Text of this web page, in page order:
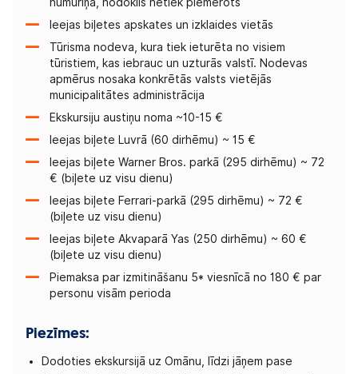
numuriņā, nodoklis netiek piemērots
Ieejas biļetes apskates un izklaides vietās
Tūrisma nodeva, kura tiek ieturēta no visiem
tūristiem, kas iebrauc un uzturās valstī. Nodevas
apmērus nosaka konkrētās valsts vietējās
municipalitātes administrācija
Ekskursiju austiņu noma ~10-15 €
Ieejas biļete Luvrā (60 dirhēmu) ~ 15 €
Ieejas biļete Warner Bros. parkā (295 dirhēmu) ~ 72
€ (biļete uz visu dienu)
Ieejas biļete Ferrari-parkā (295 dirhēmu) ~ 72 €
(biļete uz visu dienu)
Ieejas biļete Akvaparā Yas (250 dirhēmu) ~ 60 €
(biļete uz visu dienu)
Piemaksa par izmitināšanu 5* viesnīcā no 180 € par
personu visām perioda
Piezīmes:
Dodoties ekskursijā uz Omānu, līdzi jāņem pase